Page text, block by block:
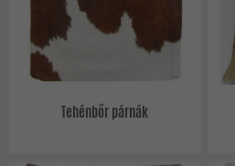
Tehénbőr párnák